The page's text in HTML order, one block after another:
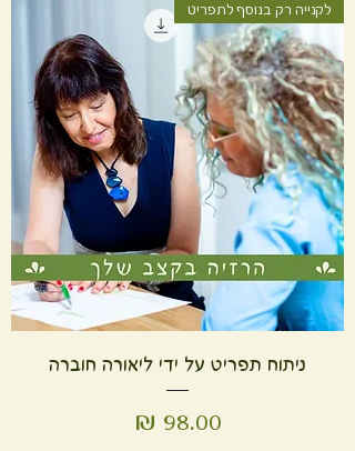
לקנייה רק בנוסף לתפריט
ניתוח תפריט על ידי ליאורה חוברה
מחיר